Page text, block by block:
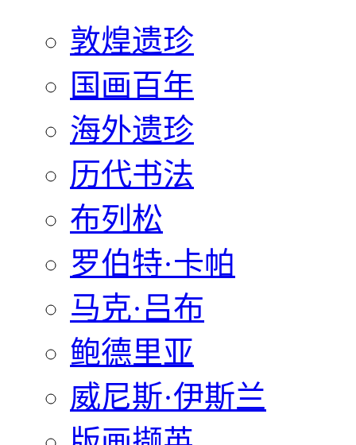
敦煌遗珍
国画百年
海外遗珍
历代书法
布列松
罗伯特·卡帕
马克·吕布
鲍德里亚
威尼斯·伊斯兰